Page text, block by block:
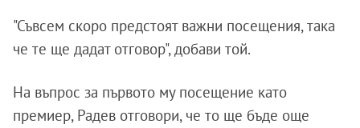
"Съвсем скоро предстоят важни посещения, така
че те ще дадат отговор", добави той.
На въпрос за първото му посещение като
премиер, Радев отговори, че то ще бъде още